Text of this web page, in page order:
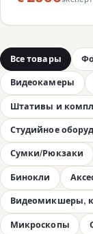
Все товары
Видеокамеры
Штативы и
Студийное
Сумки/Рюкзаки
Бинокли
Видеомикшеры,
Микроскопы